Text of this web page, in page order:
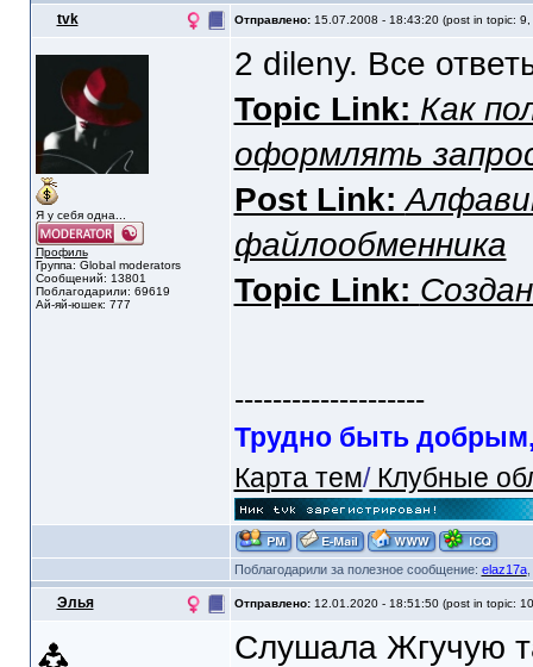
tvk Отправлено: 15.07.2008 - 18:43:20 (post in topic: 9,
Я у себя одна...
Профиль
Группа: Global moderators
Сообщений: 13801
Поблагодарили: 69619
Ай-яй-юшек: 777
2 dileny. Все
Topic Link: Как
оформлять
Post Link:
файлообменника
Topic Link:
--------------------
Трудно быть добрым,
Карта тем/Клубные
Поблагодарили за полезное сообщение: elaz17a,
Элья Отправлено: 12.01.2020 - 18:51:50 (post in topic:
Слушала Жгучую